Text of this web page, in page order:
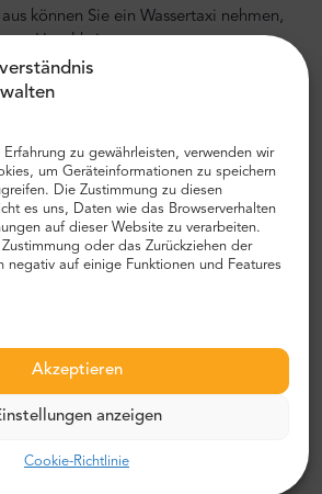
zu gewährleisten, verwenden wir
um Geräteinformationen zu speichern
Die Zustimmung zu diesen
es uns, Daten wie das Browserverhalten
auf dieser Website zu verarbeiten.
oder das Zurückziehen der
negativ auf einige Funktionen und Features
Akzeptieren
anzeigen
Cookie-Richtlinie
können Sie ein Wassertaxi nehmen,
Hotel bringt.
Fahrzeit vom Stadtzentrum
Stunde und 45 Minuten. Der Transfer
Auto mit einem
Fahrer. Wir empfehlen Ihnen, einen
mit MrShuttle zu wählen. Der
und zuverlässigste Weg, um Ihr Hotel
private Transport von Tür zu Tür. Auf
die Stadt zu navigieren und Ihren
Stadttransfer
einem zuverlässigen und